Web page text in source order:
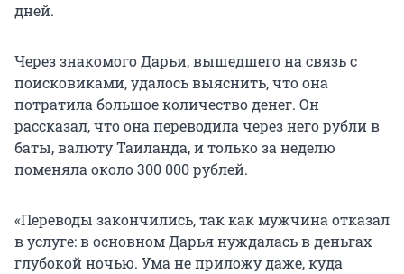
дней.
Через знакомого Дарьи, вышедшего на связь с
поисковиками, удалось выяснить, что она
потратила большое количество денег. Он
рассказал, что она переводила через него рубли в
баты, валюту Таиланда, и только за неделю
поменяла около 300 000 рублей.
«Переводы закончились, так как мужчина отказал
в услуге: в основном Дарья нуждалась в деньгах
глубокой ночью. Ума не приложу даже, куда